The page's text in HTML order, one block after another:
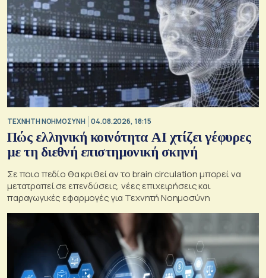
TΕΧΝΗΤΗ ΝΟΗΜΟΣΥΝΗ 04.08.2026, 18:15
Πώς ελληνική κοινότητα AI χτίζει γέφυρες
με τη διεθνή επιστημονική σκηνή
Σε ποιο πεδίο θα κριθεί αν το brain circulation μπορεί να
μετατραπεί σε επενδύσεις, νέες επιχειρήσεις και
παραγωγικές εφαρμογές για Τεχνητή Νοημοσύνη